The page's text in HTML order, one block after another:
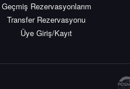
Geçmiş Rezervasyonlarım
Transfer Rezervasyonu
Üye Giriş/Kayıt